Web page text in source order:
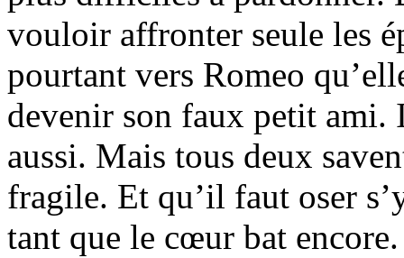
vouloir affronter seule les
pourtant vers Romeo
devenir son faux petit
aussi. Mais tous deux
fragile. Et qu’il faut oser
tant que le cœur bat encore.